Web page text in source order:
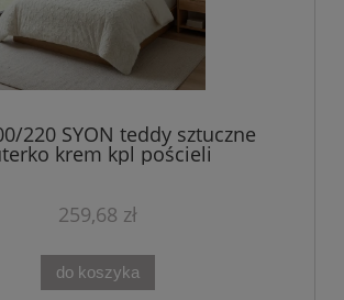
220 SYON teddy sztuczne
krem kpl pościeli
259,68 zł
do koszyka